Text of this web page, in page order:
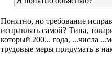
Понятно, но требование
исправлять самой? Типа,
который 200... года, ...числа
трудовые меры придумать в